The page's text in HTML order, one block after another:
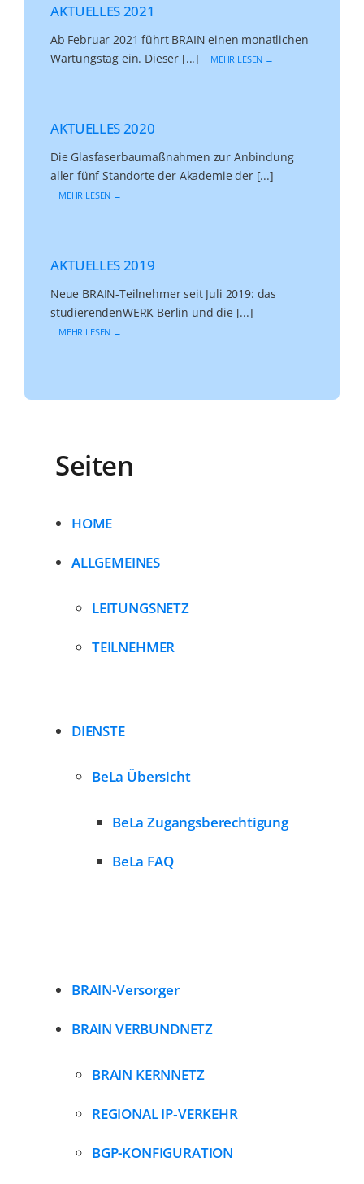
AKTUELLES 2021
Ab Februar 2021 führt BRAIN einen monatlichen
Wartungstag ein. Dieser [...]
MEHR LESEN →
AKTUELLES 2020
Die Glasfaserbaumaßnahmen zur Anbindung
aller fünf Standorte der Akademie der [...]
MEHR LESEN →
AKTUELLES 2019
Neue BRAIN-Teilnehmer seit Juli 2019: das
studierendenWERK Berlin und die [...]
MEHR LESEN →
Seiten
HOME
ALLGEMEINES
LEITUNGSNETZ
TEILNEHMER
DIENSTE
BeLa Übersicht
BeLa Zugangsberechtigung
BeLa FAQ
BRAIN-Versorger
BRAIN VERBUNDNETZ
BRAIN KERNNETZ
REGIONAL IP‑VERKEHR
BGP-KONFIGURATION